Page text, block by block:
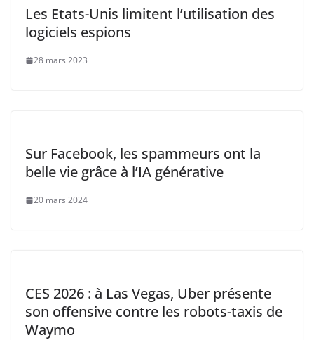
Les Etats-Unis limitent l’utilisation des
logiciels espions
28 mars 2023
Sur Facebook, les spammeurs ont la
belle vie grâce à l’IA générative
20 mars 2024
CES 2026 : à Las Vegas, Uber présente
son offensive contre les robots-taxis de
Waymo